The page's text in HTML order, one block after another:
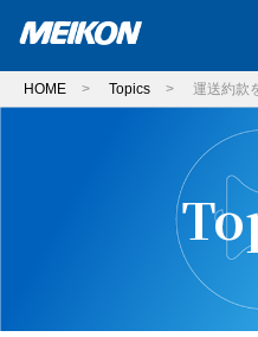
HOME > Topics > 運送約款